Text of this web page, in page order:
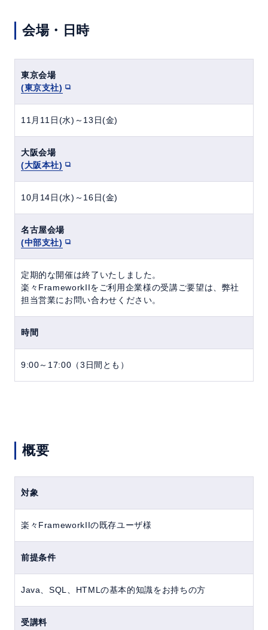
会場・日時
東京会場
(東京支社)
11月11日(水)～13日(金)
大阪会場
(大阪本社)
10月14日(水)～16日(金)
名古屋会場
(中部支社)
定期的な開催は終了いたしました。
楽々FrameworkIIをご利用企業様の受講ご要望は、弊社
担当営業にお問い合わせください。
時間
9:00～17:00（3日間とも）
概要
対象
楽々FrameworkIIの既存ユーザ様
前提条件
Java、SQL、HTMLの基本的知識をお持ちの方
受講料